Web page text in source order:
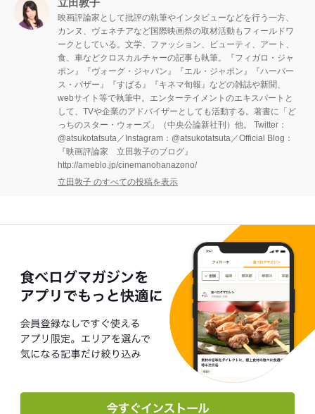
立田敦子
映画評論家として批評の執筆やインタビューなどを行う一方、
カンヌ、ヴェネチアなど国際映画祭の取材活動もフィールドワ
ークとしている。文学、ファッション、ビューティ、アート、
食、車などクロスカルチャーの記事も執筆。『フィガロ・ジャ
ポン』『ヴォーグ・ジャパン』『エル・ジャポン』『ハーパー
ス・バザー』『すばる』『キネマ旬報』などの雑誌や新聞、
webサイト等で執筆中。エンターテイメントのエキスパートと
して、TVや企業のアドバイザーとしても活動する。著書に「ど
っちのスター・ウォーズ」（中央公論新社刊）他。 Twitter：
@atsukotatsuta／Instagram：@atsukotatsuta／Official Blog：
『映画評論家 立田敦子のブログ』
http://ameblo.jp/cinemanohanazono/
立田敦子 のすべての投稿を表示